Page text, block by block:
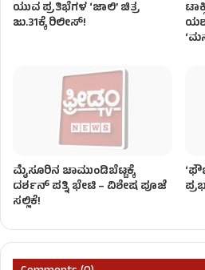
ಯುವ ಪ್ರತಿಭೆಗಳ ‘ಜಾಲಿ’ ಚಿತ್ರ
ಜು.31ಕ್ಕೆ ರಿಲೀಸ್!
ಯಶ್
ಮೈಸೂರಿನ ಚಾಮುಂಡಿಬೆಟ್ಟಕ್ಕೆ
ದರ್ಶನ್ ಪತ್ನಿ ಭೇಟಿ – ವಿಶೇಷ ಪೂಜೆ
ಸಲ್ಲಿಕೆ!